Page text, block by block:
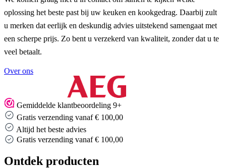
oplossing het beste past bij uw keuken en kookgedrag. Daarbij zult
u merken dat eerlijk en deskundig advies uitstekend samengaat met
een scherpe prijs. Zo bent u verzekerd van kwaliteit, zonder dat u te
veel betaalt.
Over ons
Gemiddelde klantbeoordeling 9+
Gratis verzending vanaf € 100,00
Altijd het beste advies
Gratis verzending vanaf € 100,00
Ontdek producten